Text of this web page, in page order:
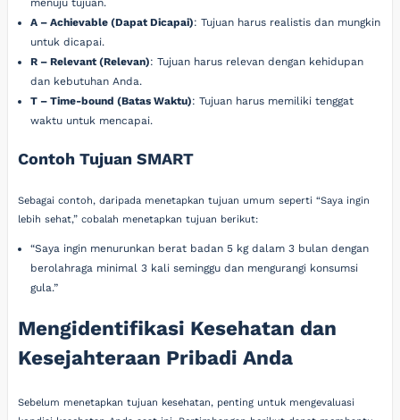
menuju tujuan.
A – Achievable (Dapat Dicapai): Tujuan harus realistis dan mungkin
untuk dicapai.
R – Relevant (Relevan): Tujuan harus relevan dengan kehidupan
dan kebutuhan Anda.
T – Time-bound (Batas Waktu): Tujuan harus memiliki tenggat
waktu untuk mencapai.
Contoh Tujuan SMART
Sebagai contoh, daripada menetapkan tujuan umum seperti “Saya ingin
lebih sehat,” cobalah menetapkan tujuan berikut:
“Saya ingin menurunkan berat badan 5 kg dalam 3 bulan dengan
berolahraga minimal 3 kali seminggu dan mengurangi konsumsi
gula.”
Mengidentifikasi Kesehatan dan
Kesejahteraan Pribadi Anda
Sebelum menetapkan tujuan kesehatan, penting untuk mengevaluasi